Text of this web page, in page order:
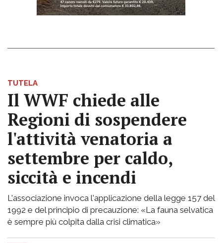
TUTELA
Il WWF chiede alle
Regioni di sospendere
l'attività venatoria a
settembre per caldo,
siccità e incendi
L'associazione invoca l'applicazione della legge 157 del
1992 e del principio di precauzione: «La fauna selvatica
è sempre più colpita dalla crisi climatica»